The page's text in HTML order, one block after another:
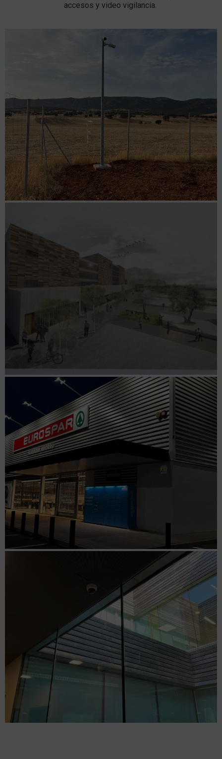
accesos y video vigilancia.